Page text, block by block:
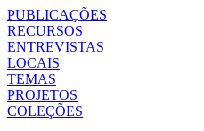
PUBLICAÇÕES
RECURSOS
ENTREVISTAS
LOCAIS
TEMAS
PROJETOS
COLEÇÕES